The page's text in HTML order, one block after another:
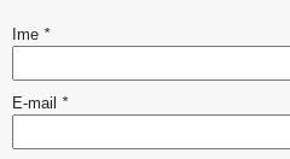
Ime *
E-mail *